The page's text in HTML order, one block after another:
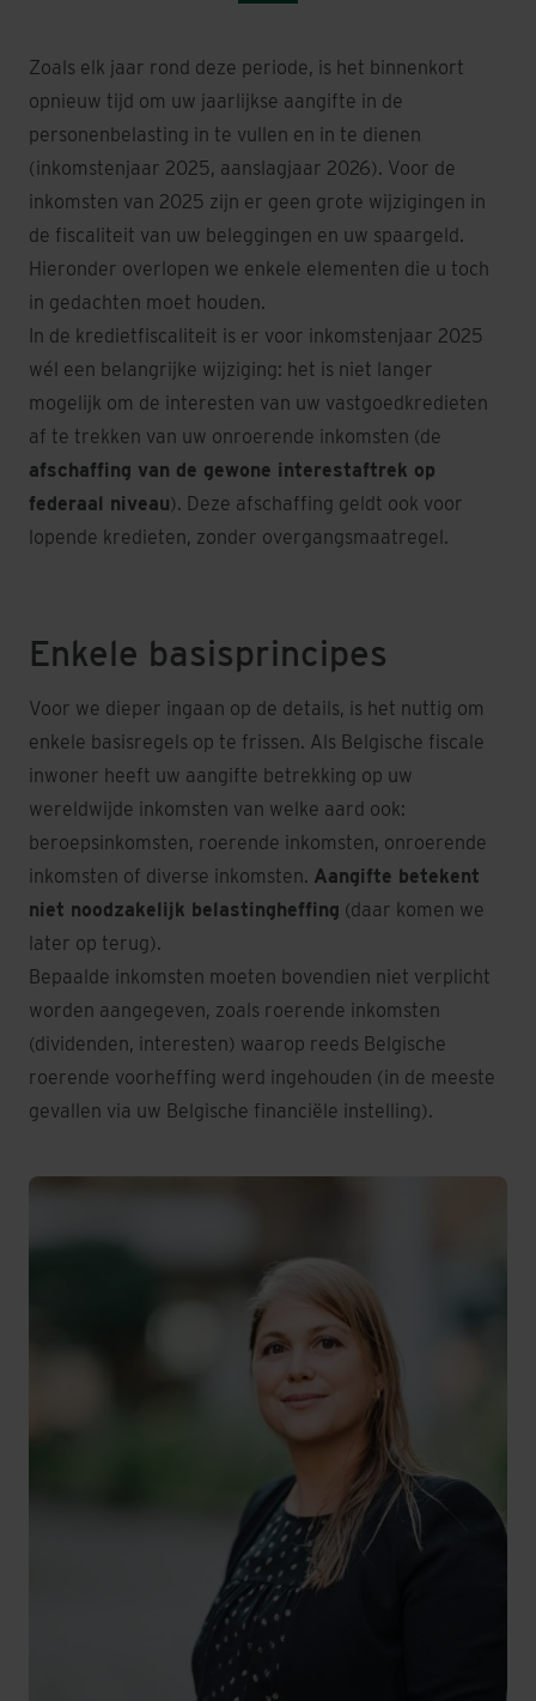
Zoals elk jaar rond deze periode, is het binnenkort
opnieuw tijd om uw jaarlijkse aangifte in de
personenbelasting in te vullen en in te dienen
(inkomstenjaar 2025, aanslagjaar 2026). Voor de
inkomsten van 2025 zijn er geen grote wijzigingen in
de fiscaliteit van uw beleggingen en uw spaargeld.
Hieronder overlopen we enkele elementen die u toch
in gedachten moet houden.
In de kredietfiscaliteit is er voor inkomstenjaar 2025
wél een belangrijke wijziging: het is niet langer
mogelijk om de interesten van uw vastgoedkredieten
af te trekken van uw onroerende inkomsten (de
afschaffing van de gewone interestaftrek op
federaal niveau). Deze afschaffing geldt ook voor
lopende kredieten, zonder overgangsmaatregel.
Enkele basisprincipes
Voor we dieper ingaan op de details, is het nuttig om
enkele basisregels op te frissen. Als Belgische fiscale
inwoner heeft uw aangifte betrekking op uw
wereldwijde inkomsten van welke aard ook:
beroepsinkomsten, roerende inkomsten, onroerende
inkomsten of diverse inkomsten. Aangifte betekent
niet noodzakelijk belastingheffing (daar komen we
later op terug).
Bepaalde inkomsten moeten bovendien niet verplicht
worden aangegeven, zoals roerende inkomsten
(dividenden, interesten) waarop reeds Belgische
roerende voorheffing werd ingehouden (in de meeste
gevallen via uw Belgische financiële instelling).